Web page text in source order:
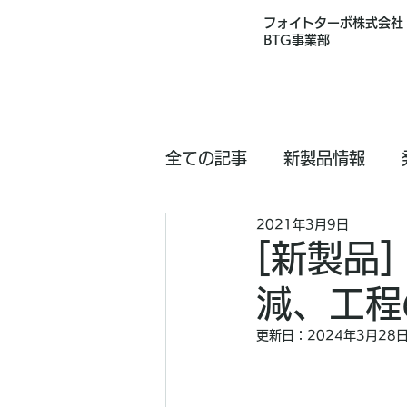
フォイトターボ株式会社
BTG事業部
全ての記事 新製品情報
[新製品
減、工
2021年3月9日
更新日： 2024年3月28